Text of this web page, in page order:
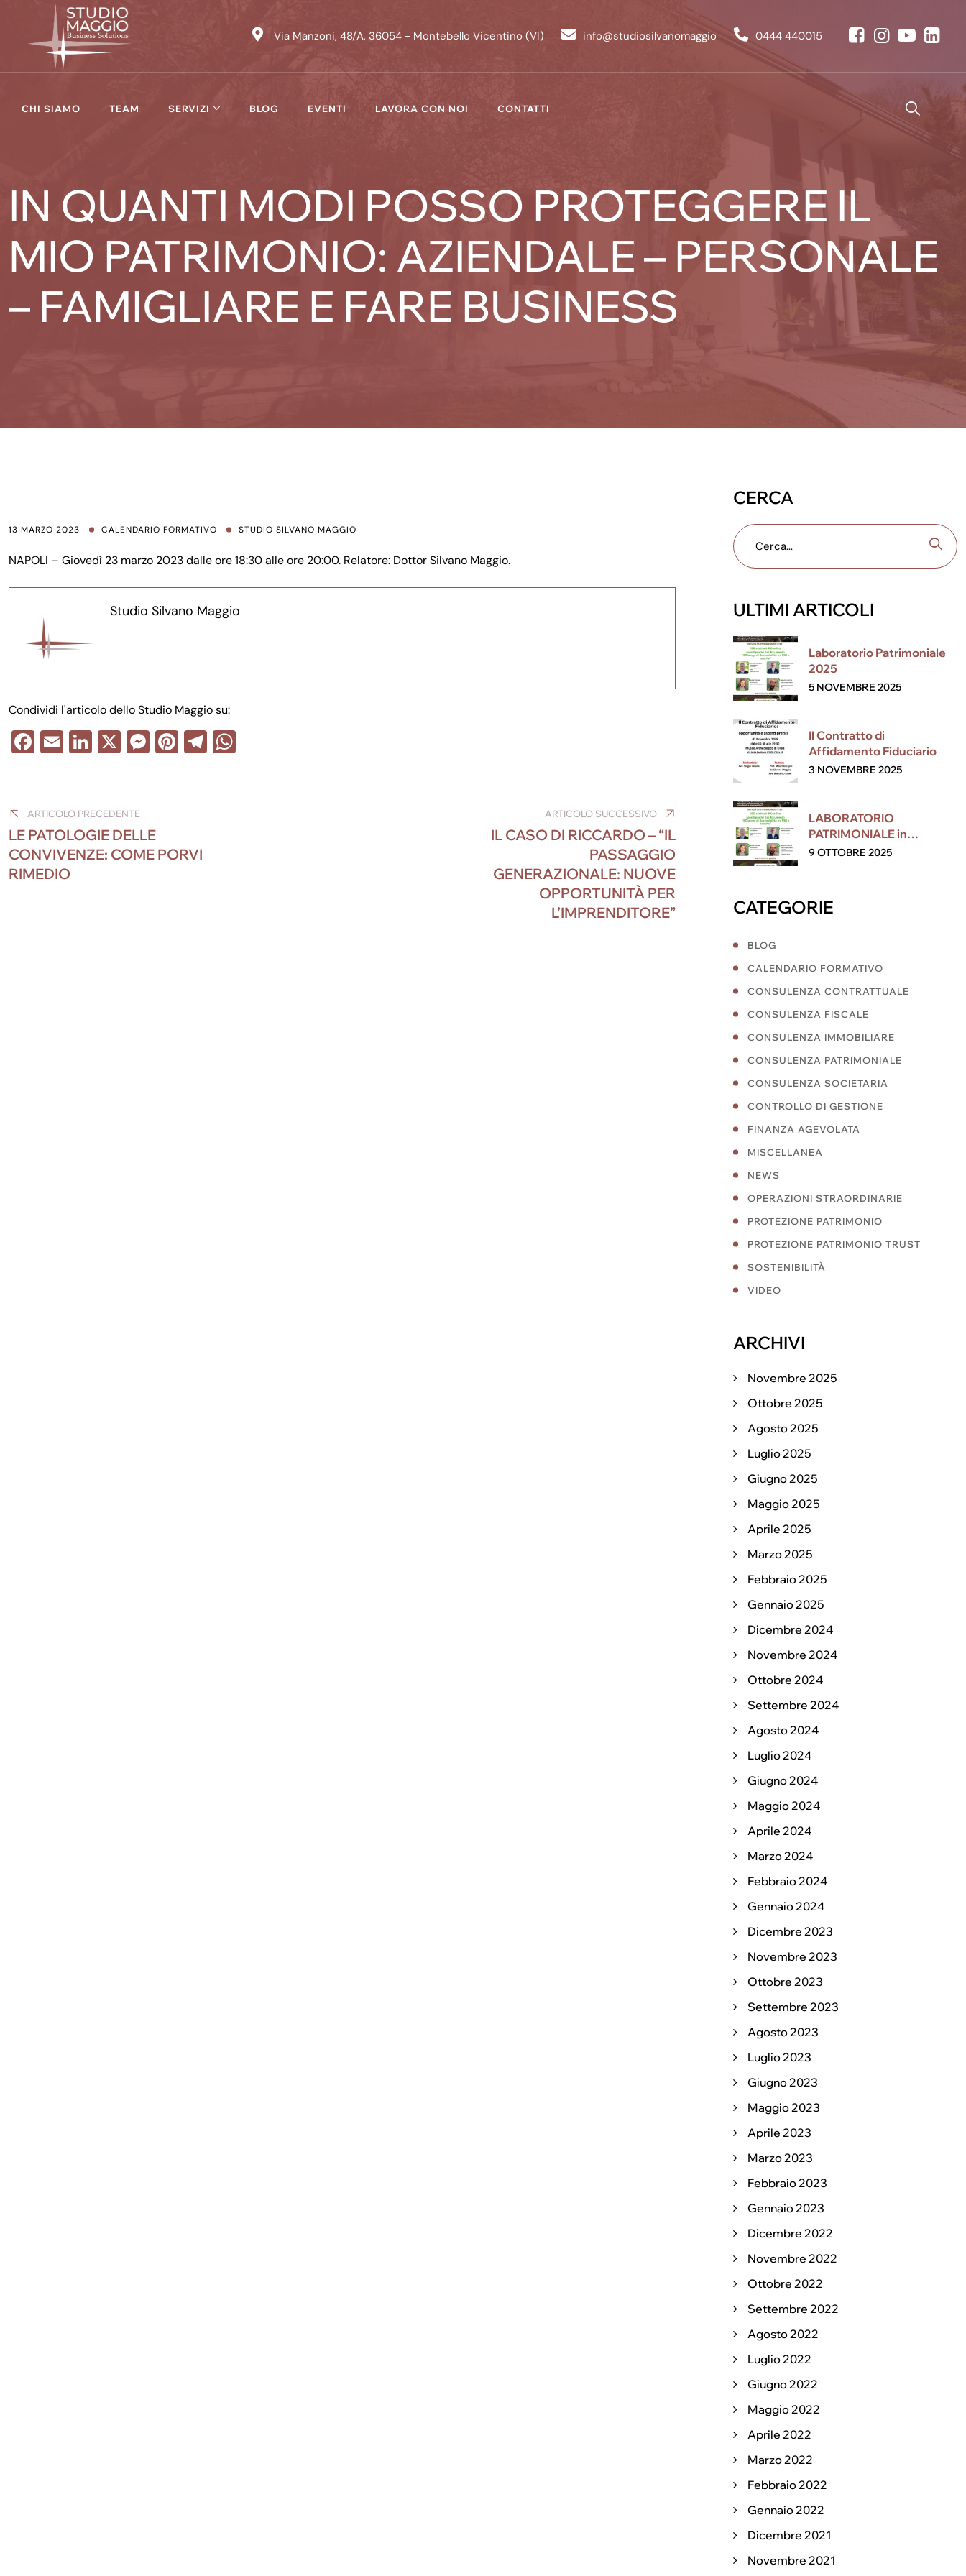
content
Via Manzoni, 48/A, 36054 - Montebello Vicentino (VI) info@studiosilvanomaggio 0444 440015
CHI SIAMO TEAM SERVIZI BLOG EVENTI LAVORA CON NOI CONTATTI
IN QUANTI MODI POSSO PROTEGGERE IL
MIO PATRIMONIO: AZIENDALE – PERSONALE
– FAMIGLIARE E FARE BUSINESS
13 MARZO 2023 CALENDARIO FORMATIVO STUDIO SILVANO MAGGIO
NAPOLI – Giovedì 23 marzo 2023 dalle ore 18:30 alle ore 20:00. Relatore: Dottor Silvano Maggio.
Studio Silvano Maggio
Condividi l'articolo dello Studio Maggio su:
F
e
b
o
o
E Li
e
dI
n
X M
n
g
Pi T
articoli
ARTICOLO PRECEDENTE
LE PATOLOGIE DELLE
CONVIVENZE: COME PORVI
RIMEDIO
ARTICOLO SUCCESSIVO
IL CASO DI RICCARDO – “IL
PASSAGGIO
GENERAZIONALE: NUOVE
OPPORTUNITÀ PER
L’IMPRENDITORE”
CERCA
ULTIMI ARTICOLI
Laboratorio Patrimoniale
2025
5 NOVEMBRE 2025
Il Contratto di
Affidamento Fiduciario
3 NOVEMBRE 2025
LABORATORIO
PATRIMONIALE in
collaborazione con ESG
9 OTTOBRE 2025
CATEGORIE
BLOG
CALENDARIO FORMATIVO
CONSULENZA CONTRATTUALE
CONSULENZA FISCALE
CONSULENZA IMMOBILIARE
CONSULENZA PATRIMONIALE
CONSULENZA SOCIETARIA
CONTROLLO DI GESTIONE
FINANZA AGEVOLATA
MISCELLANEA
NEWS
OPERAZIONI STRAORDINARIE
PROTEZIONE PATRIMONIO
PROTEZIONE PATRIMONIO TRUST
SOSTENIBILITÀ
VIDEO
ARCHIVI
Novembre 2025
Ottobre 2025
Agosto 2025
Luglio 2025
Giugno 2025
Maggio 2025
Aprile 2025
Marzo 2025
Febbraio 2025
Gennaio 2025
Dicembre 2024
Novembre 2024
Ottobre 2024
Settembre 2024
Agosto 2024
Luglio 2024
Giugno 2024
Maggio 2024
Aprile 2024
Marzo 2024
Febbraio 2024
Gennaio 2024
Dicembre 2023
Novembre 2023
Ottobre 2023
Settembre 2023
Agosto 2023
Luglio 2023
Giugno 2023
Maggio 2023
Aprile 2023
Marzo 2023
Febbraio 2023
Gennaio 2023
Dicembre 2022
Novembre 2022
Ottobre 2022
Settembre 2022
Agosto 2022
Luglio 2022
Giugno 2022
Maggio 2022
Aprile 2022
Marzo 2022
Febbraio 2022
Gennaio 2022
Dicembre 2021
Novembre 2021